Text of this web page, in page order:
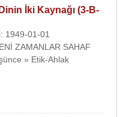
İki Kaynağı (3-B-
1949-01-01
ZAMANLAR SAHAF
» Etik-Ahlak